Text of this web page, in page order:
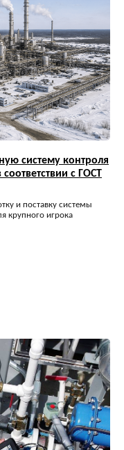
систему контроля
с ГОСТ
и поставку системы
крупного игрока